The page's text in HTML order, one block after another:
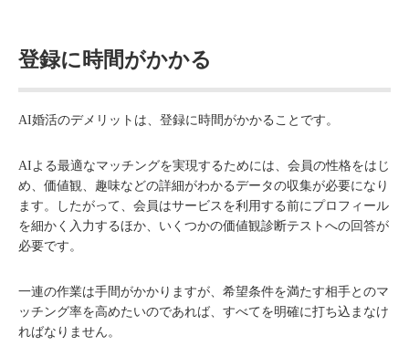
登録に時間がかかる
AI婚活のデメリットは、登録に時間がかかることです。
AIよる最適なマッチングを実現するためには、会員の性格をはじ
め、価値観、趣味などの詳細がわかるデータの収集が必要になり
ます。したがって、会員はサービスを利用する前にプロフィール
を細かく入力するほか、いくつかの価値観診断テストへの回答が
必要です。
一連の作業は手間がかかりますが、希望条件を満たす相手とのマ
ッチング率を高めたいのであれば、すべてを明確に打ち込まなけ
ればなりません。